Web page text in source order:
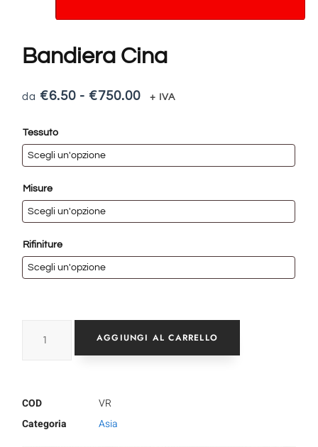
Bandiera Cina
€6.50 - €750.00 + IVA
Tessuto
Misure
Rifiniture
AGGIUNGI AL CARRELLO
COD
VR
Categoria
Asia